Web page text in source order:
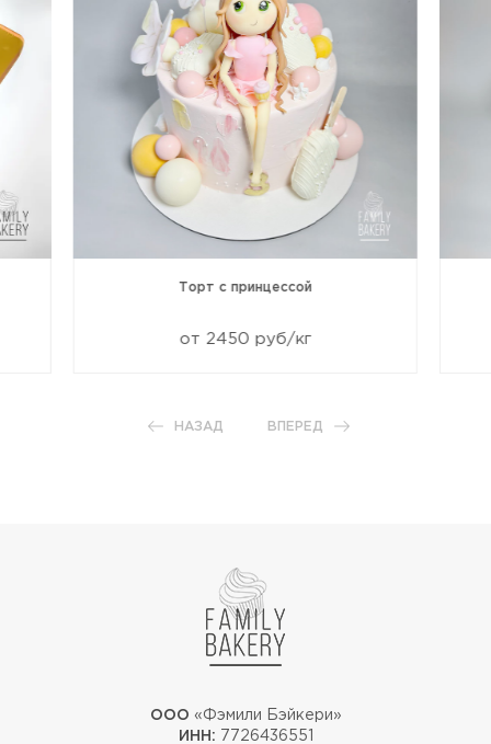
Торт с принцессой
от 2450 руб/кг
НАЗАД ВПЕРЕД
ООО «Фэмили Бэйкери»
ИНН: 7726436551